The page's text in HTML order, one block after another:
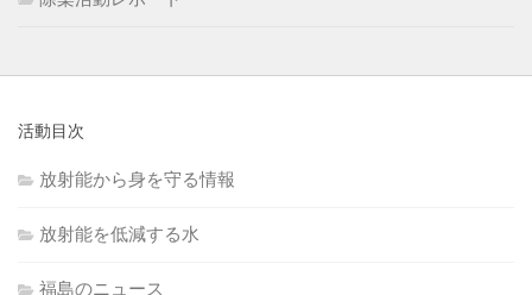
活動目次
放射能から身を守る情報
放射能を低減する水
福島のニュース